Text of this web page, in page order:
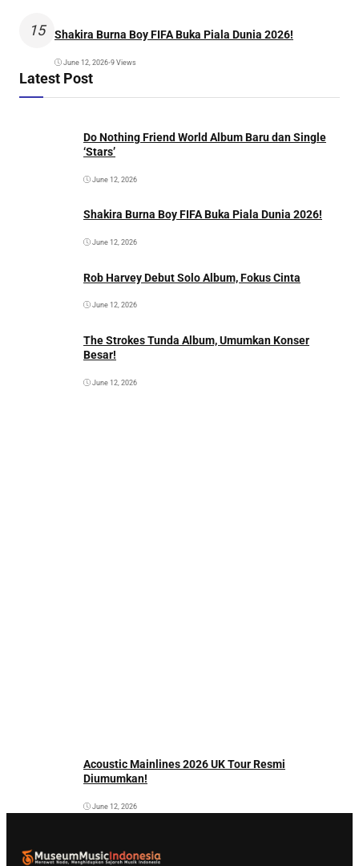
15 Shakira Burna Boy FIFA Buka Piala Dunia 2026!
June 12, 2026•9 Views
Latest Post
Do Nothing Friend World Album Baru dan Single
‘Stars’
June 12, 2026
Shakira Burna Boy FIFA Buka Piala Dunia 2026!
June 12, 2026
Rob Harvey Debut Solo Album, Fokus Cinta
June 12, 2026
The Strokes Tunda Album, Umumkan Konser
Besar!
June 12, 2026
Acoustic Mainlines 2026 UK Tour Resmi
Diumumkan!
June 12, 2026